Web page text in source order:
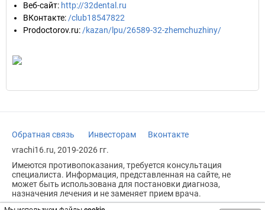
Веб-сайт: http://32dental.ru
ВКонтакте: /club18547822
Prodoctorov.ru: /kazan/lpu/26589-32-zhemchuzhiny/
Обратная связь Инвесторам
Вконтакте
vrachi16.ru, 2019-2026 гг.
Имеются противопоказания, требуется консультация
специалиста. Информация, представленная на сайте, не
может быть использована для постановки диагноза,
назначения лечения и не заменяет прием врача.